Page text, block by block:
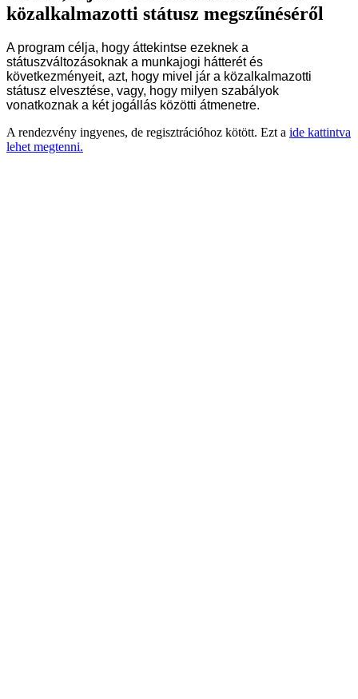
közalkalmazotti státusz megszűnéséről
A program célja, hogy áttekintse ezeknek a
státuszváltozásoknak a munkajogi hátterét és
következményeit, azt, hogy mivel jár a közalkalmazotti
státusz elvesztése, vagy, hogy milyen szabályok
vonatkoznak a két jogállás közötti átmenetre.
A rendezvény ingyenes, de regisztrációhoz kötött. Ezt a ide kattintva
lehet megtenni.